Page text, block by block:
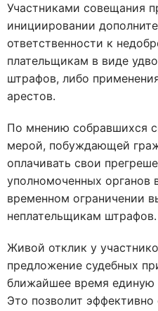
Участниками совещания
инициировании
ответственности к
плательщикам в виде
штрафов, либо
арестов.
По мнению собравшихся
мерой, побуждающей
оплачивать свои
уполномоченных органов
временном ограничении
неплательщикам штрафов.
Живой отклик у
предложение судебных
ближайшее время единую
Это позволит эффективно